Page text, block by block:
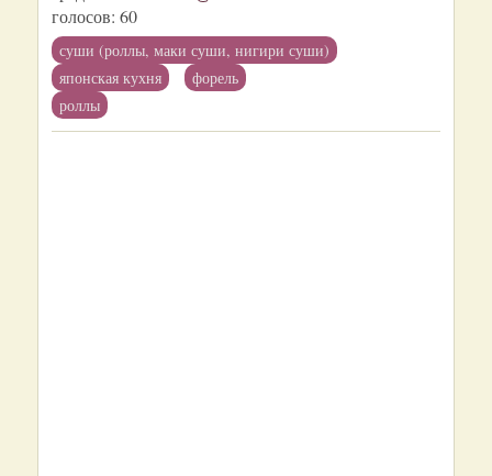
голосов: 60
суши (роллы, маки суши, нигири суши)
японская кухня
форель
роллы